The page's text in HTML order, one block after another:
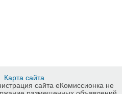
Карта сайта
сайта еКомиссионка не